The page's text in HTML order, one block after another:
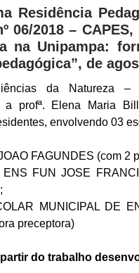
Residência
06/2018 –
na Unipampa:
de
da Natureza –
a profª. Elena Maria
envolvendo 03
FAGUNDES (com 2
FUN JOSE
MUNICIPAL DE
preceptora)
do trabalho